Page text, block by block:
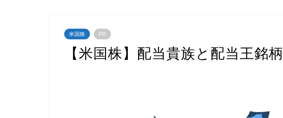
米国株 PR
【米国株】配当貴族と配当王銘柄